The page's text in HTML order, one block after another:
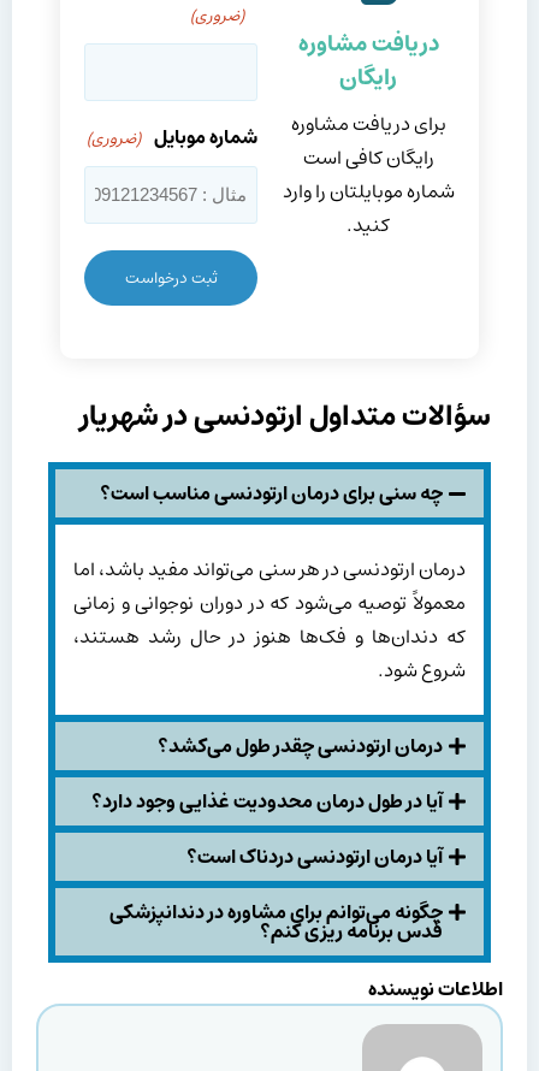
دریافت مشاوره
رایگان
برای دریافت مشاوره
رایگان کافی است
شماره موبایلتان را وارد
کنید.
(ضروری)
شماره موبایل (ضروری)
سؤالات متداول ارتودنسی در شهریار
چه سنی برای درمان ارتودنسی مناسب است؟
درمان ارتودنسی در هر سنی می‌تواند مفید باشد، اما
معمولاً توصیه می‌شود که در دوران نوجوانی و زمانی
که دندان‌ها و فک‌ها هنوز در حال رشد هستند،
شروع شود.
درمان ارتودنسی چقدر طول می‌کشد؟
آیا در طول درمان محدودیت غذایی وجود دارد؟
آیا درمان ارتودنسی دردناک است؟
چگونه می‌توانم برای مشاوره در دندانپزشکی
قدس برنامه ریزی کنم؟
اطلاعات نویسنده